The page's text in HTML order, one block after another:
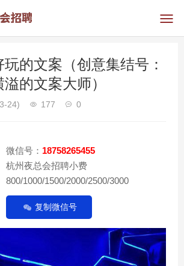
的文案（创意集结号：
的文案大师）
24) 177 0
微信号： 18758265455
杭州夜总会招聘小费
800/1000/1500/2000/2500/3000
复制微信号